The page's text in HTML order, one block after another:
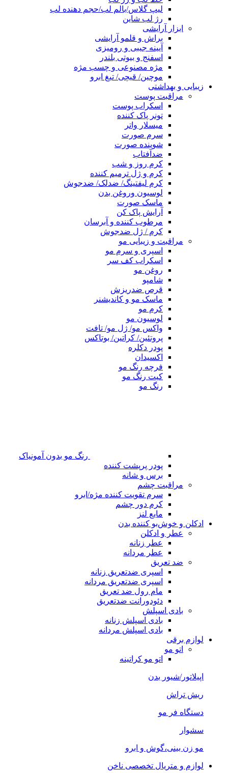
لیپ گلاس/بالم لب/حجم دهنده لب
رژ لب شاین
ابزار آرایشی
براش و قلمو آرایشی
آیینه جیبی و رومیزی
اسفنج و بیوتی بلندر
مژه مصنوعی و چسب مژه
موچین/ قیچی/ تیغ ابرو
زیبایی و بهداشتی
مراقبت پوست
اسکراب پوست
تونر پاک کننده
میسلار واتر
سرم صورت
شوینده صورت
ضدآفتاب
کرم روز و شب
کرم و ژل ترمیم کننده
کرم لیفتینگ/ ضدلک/ ضدجوش
لوسیون وروغن بدن
ماسک صورت
آرایش پاک کن
مرطوب کننده و آبرسان
کرم / ژل ضدجوش
مراقبت و زیبایی مو
اسپری و سرم مو
اسکراب کف سر
روغن مو
شامپو
قرص ضدریزش
ماسک مو و کاندیشنر
کرم مو
لوسیون مو
واکس مو/ ژل مو/ تافت
پروتئین/ کراتین/ بوتاکس
پودر دکلره
اکسیدان
فرچه رنگ مو
کیت رنگ مو
رنگ مو
رنگ مو بدون آمونیاک
پودر پرپشت کننده
برس و شانه
مراقبت چشم
سرم تقویت کننده مژه/ابرو
کرم دور چشم
مایع لنز
ادکلن و خوش‌بو کننده بدن
عطر و ادکلن
عطر زنانه
عطر مردانه
ضد تعریق
اسپری ضدتعریق زنانه
اسپری ضدتعریق مردانه
مام رول ضد تعریق
دئودورانت ضدتعریق
بادی اسپلش
بادی اسپلش زنانه
بادی اسپلش مردانه
لوازم برقی
اتو مو
اتو مو کراتینه
اپیلاتور/شیور بدن
ریش تراش
دستگاه فر مو
سشوار
مو زن بینی،گوش و ابرو
لوازم و متریال تخصصی ناخن